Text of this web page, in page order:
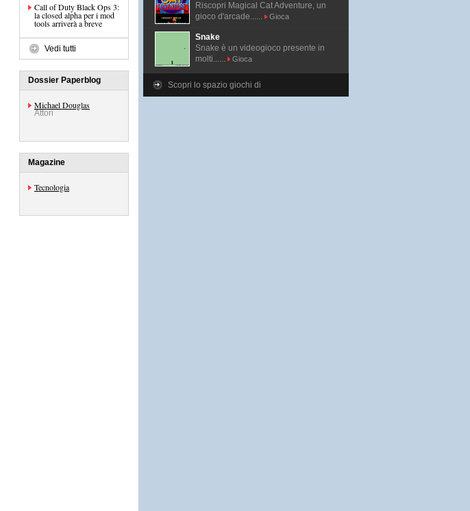
Call of Duty Black Ops 3:
la closed alpha per i mod
tools arriverà a breve
Vedi tutti
Dossier Paperblog
Michael Douglas
Attori
Magazine
Tecnologia
Riscopri Magical Cat Adventure, un
gioco d'arcade......
Gioca
Snake
Snake è un videogioco presente in
molti......
Gioca
Scopri lo spazio giochi di